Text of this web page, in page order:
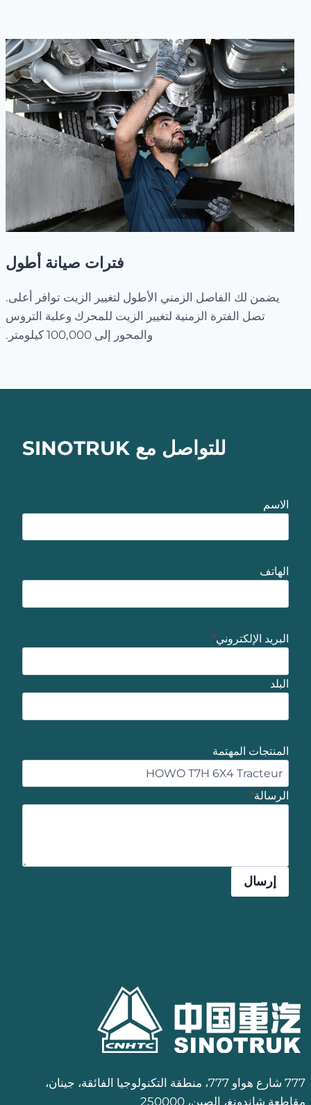
فترات صيانة أطول
يضمن لك الفاصل الزمني الأطول لتغيير الزيت توافر أعلى.
تصل الفترة الزمنية لتغيير الزيت للمحرك وعلبة التروس
والمحور إلى 100,000 كيلومتر.
للتواصل مع SINOTRUK
الاسم
الهاتف
البريد الإلكتروني*
البلد
المنتجات المهتمة
الرسالة*
إرسال
777 شارع هواو 777، منطقة التكنولوجيا الفائقة، جينان،
مقاطعة شاندونغ، الصين، 250000